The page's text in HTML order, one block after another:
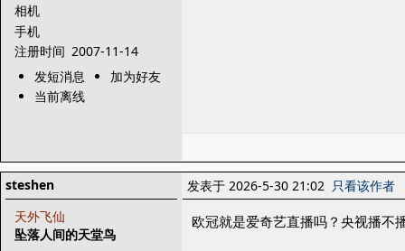
相机
手机
注册时间 2007-11-14
发短消息
加为好友
当前离线
steshen
天外飞仙
坠落人间的天堂鸟
发表于 2026-5-30 21:02 只看该作者
欧冠就是爱奇艺直播吗？央视播不